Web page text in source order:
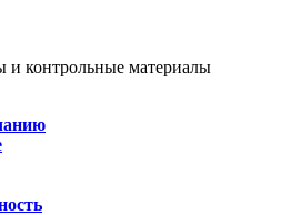
и контрольные материалы